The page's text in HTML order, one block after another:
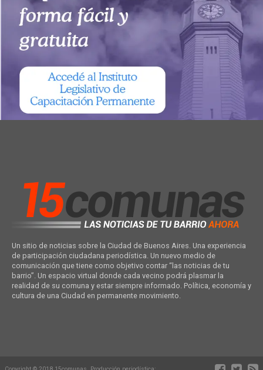
Un sitio de noticias sobre la Ciudad de Buenos Aires. Una experiencia
de participación ciudadana periodística. Un nuevo medio de
comunicación que tiene como objetivo contar “las noticias de tu
barrio”. Un espacio virtual donde cada vecino podrá plasmar la
realidad de su comuna y estar siempre informado. Política, economía y
cultura de una Ciudad en permanente movimiento.